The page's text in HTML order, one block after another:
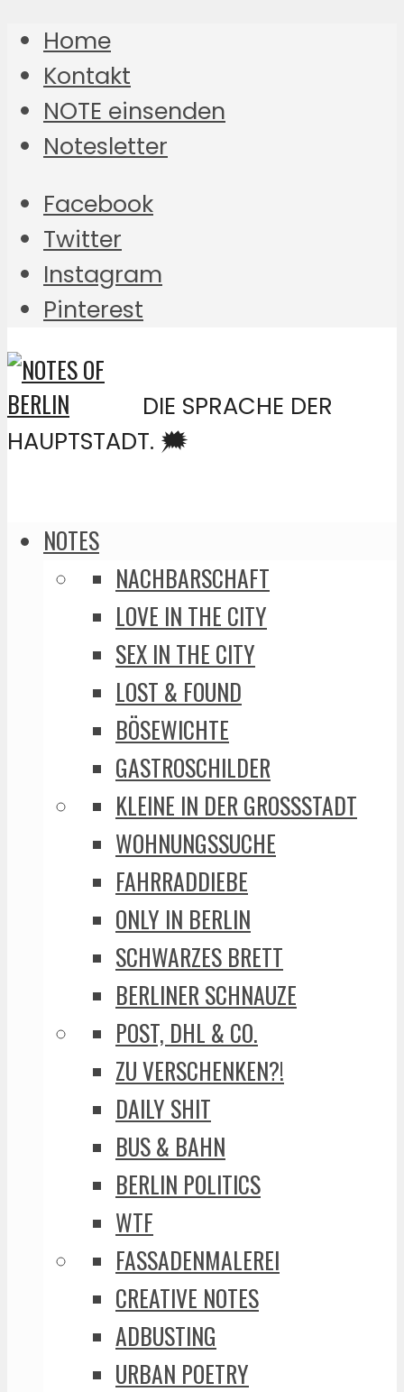
Home
Kontakt
NOTE einsenden
Notesletter
Facebook
Twitter
Instagram
Pinterest
DIE SPRACHE DER
HAUPTSTADT. 🗯️
NOTES
NACHBARSCHAFT
LOVE IN THE CITY
SEX IN THE CITY
LOST & FOUND
BÖSEWICHTE
GASTROSCHILDER
KLEINE IN DER GROSSSTADT
WOHNUNGSSUCHE
FAHRRADDIEBE
ONLY IN BERLIN
SCHWARZES BRETT
BERLINER SCHNAUZE
POST, DHL & CO.
ZU VERSCHENKEN?!
DAILY SHIT
BUS & BAHN
BERLIN POLITICS
WTF
FASSADENMALEREI
CREATIVE NOTES
ADBUSTING
URBAN POETRY